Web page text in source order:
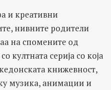
и креативни
нивните родители
на спомените од
култната серија со која
книжевност,
музика, анимации и